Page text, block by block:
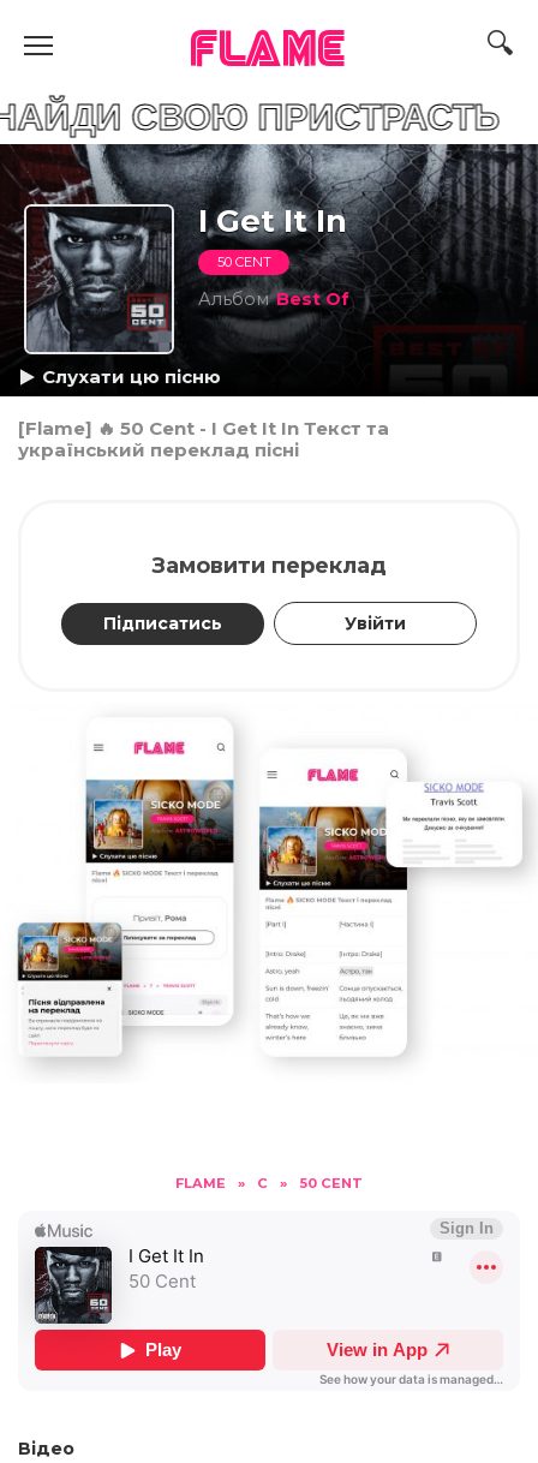
FLAME
ПРИСТРАСТЬ
I Get It In
50 CENT
АльбомBest Of
Слухати цю пісню
[Flame] 🔥 50 Cent - I Get It In Текст та
український переклад пісні
Замовити переклад
Підписатись Увійти
FLAME » C » 50 CENT
Відео